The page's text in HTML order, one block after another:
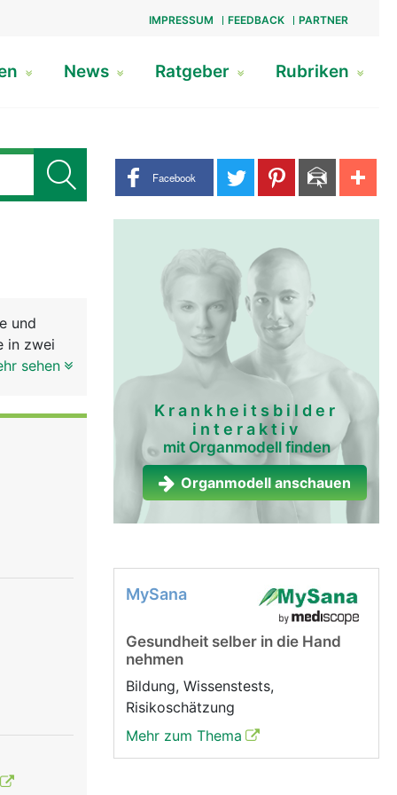
IMPRESSUM FEEDBACK PARTNER
News Ratgeber Rubriken
Share buttons
Facebook
und
in zwei
mit
sehen
Krankheitsbilder
interaktiv
mit Organmodell finden
Organmodell anschauen
MySana
Gesundheit selber in die Hand
nehmen
Bildung, Wissenstests,
Risikoschätzung
Mehr zum Thema